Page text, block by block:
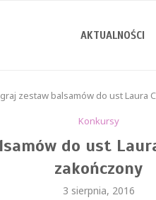
AKTUALNOŚCI
zestaw balsamów do ust Laura
Konkursy
do ust
zakończony
3 sierpnia, 2016